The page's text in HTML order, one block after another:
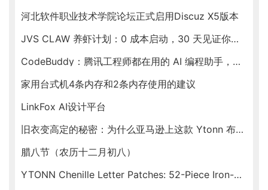
河北软件职业技术学院论坛正式启用Discuz X5版本
JVS CLAW 养虾计划：0 成本启动，30 天见证你的虾塘收益
CodeBuddy：腾讯工程师都在用的 AI 编程助手，新春福利送不停！
家用台式机4条内存和2条内存使用的建议
LinkFox AI设计平台
旧衣变高定的秘密：为什么亚马逊上这款 Ytonn 布贴让手工达人们人手一套？
腊八节（农历十二月初八）
YTONN Chenille Letter Patches: 52-Piece Iron-On Varsity Alphabet Set for DIY Clothing Customization